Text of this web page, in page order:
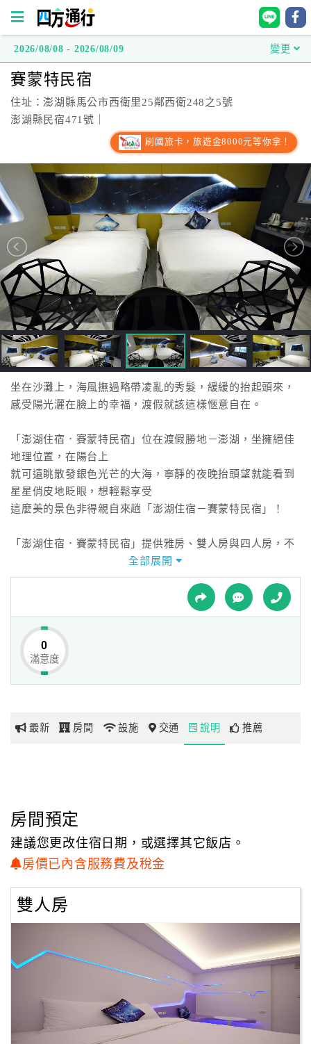
方
通
行
灣
房
直
接
跟
飯
店
訂
房
HOT
特
色
民
宿
球
網
玩
地
圖
顧
務
顧
2026/08/08 - 2026/08/09 變更
賽蒙特民宿
住址：澎湖縣馬公市西衛里25鄰西衛248之5號
澎湖縣民宿471號｜
刷國旅卡，旅遊金8000元等你拿！
坐在沙灘上，海風撫過略帶凌亂的秀髮，緩緩的抬起頭來，
感受陽光灑在臉上的幸福，渡假就該這樣愜意自在。
「澎湖住宿．賽蒙特民宿」位在渡假勝地－澎湖，坐擁絕佳
地理位置，在陽台上
就可遠眺散發銀色光芒的大海，寧靜的夜晚抬頭望就能看到
星星俏皮地眨眼，想輕鬆享受
這麼美的景色非得親自來趟「澎湖住宿－賽蒙特民宿」！
「澎湖住宿．賽蒙特民宿」提供雅房、雙人房與四人房，不
論是單身出門散心、情侶甜蜜出遊、
好友歡樂旅行以及家庭天倫之旅都能挑選到適合的房型入
「澎湖住宿．賽蒙特民宿」也有提供包棟服務，即便是員工
旅遊或畢業小旅行皆能夠滿足您的需求！
「澎湖住宿．賽蒙特民宿」是個愛作夢愛幻想的民宿，總幻
幻的飄渺場景，讓旅人放鬆自我，
全部展開
0
滿意度
最新 房間 設施 交通 說明 推薦
房間預定
建議您更改住宿日期，或選擇其它飯店。
房價已內含服務費及稅金
雙人房